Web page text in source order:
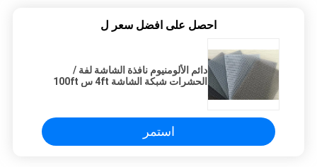
احصل على افضل سعر ل
دائم الألومنيوم نافذة الشاشة لفة /
الحشرات شبكة الشاشة 4ft س 100ft
استمر